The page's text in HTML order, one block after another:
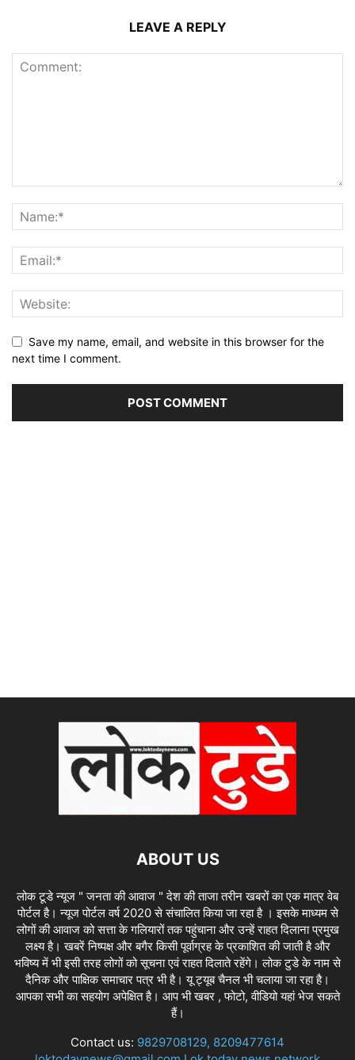
LEAVE A REPLY
Save my name, email, and website in this browser for the
next time I comment.
ABOUT US
लोक टूडे न्यूज " जनता की आवाज " देश की ताजा तरीन खबरों का एक मात्र वेब
पोर्टल है। न्यूज पोर्टल वर्ष 2020 से संचालित किया जा रहा है । इसके माध्यम से
लोगों की आवाज को सत्ता के गलियारों तक पहुंचाना और उन्हें राहत दिलाना प्रमुख
लक्ष्य है। खबरें निष्पक्ष और बगैर किसी पूर्वाग्रह के प्रकाशित की जाती है और
भविष्य में भी इसी तरह लोगों को सूचना एवं राहत दिलाते रहेंगे। लोक टुडे के नाम से
दैनिक और पाक्षिक समाचार पत्र भी है। यू ट्यूब चैनल भी चलाया जा रहा है।
आपका सभी का सहयोग अपेक्षित है। आप भी खबर , फोटो, वीडियो यहां भेज सकते
हैं।
Contact us: 9829708129, 8209477614